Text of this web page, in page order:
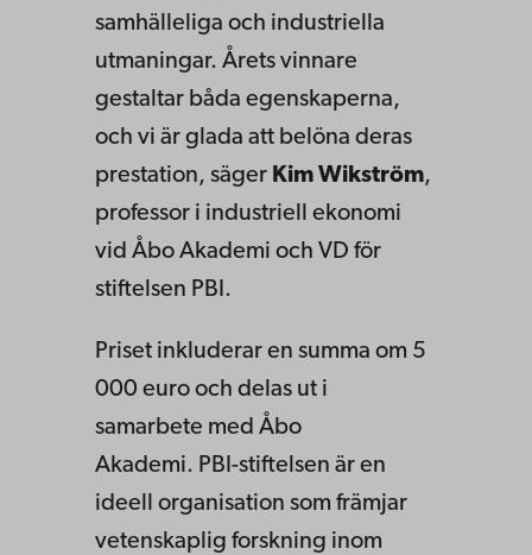
samhälleliga och industriella
utmaningar. Årets vinnare
gestaltar båda egenskaperna,
och vi är glada att belöna deras
prestation, säger Kim Wikström,
professor i industriell ekonomi
vid Åbo Akademi och VD för
stiftelsen PBI.
Priset inkluderar en summa om 5
000 euro och delas ut i
samarbete med Åbo
Akademi. PBI-stiftelsen är en
ideell organisation som främjar
vetenskaplig forskning inom